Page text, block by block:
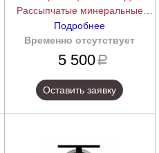
Рассыпчатые минеральные
румяна (Loose Mineral Blush), 4
г.
подробнее
Подробнее
Временно отсутствует
5 500a
Оставить заявку